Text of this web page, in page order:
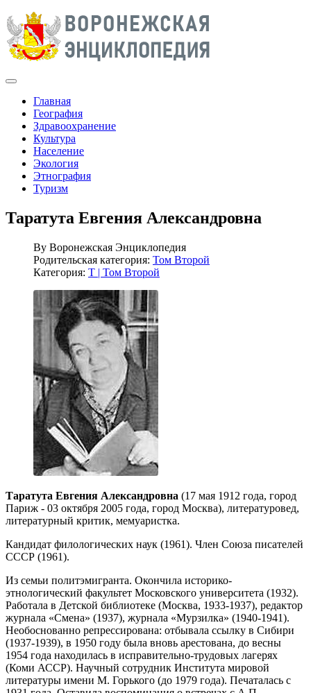
Главная
География
Здравоохранение
Культура
Население
Экология
Этнография
Туризм
Таратута Евгения Александровна
By Воронежская Энциклопедия
Родительская категория: Том Второй
Категория: Т | Том Второй
Таратута Евгения Александровна (17 мая 1912 года, город
Париж - 03 октября 2005 года, город Москва), литературовед,
литературный критик, мемуаристка.
Кандидат филологических наук (1961). Член Союза писателей
СССР (1961).
Из семьи политэмигранта. Окончила историко-
этнологический факультет Московского университета (1932).
Работала в Детской библиотеке (Москва, 1933-1937), редактор
журнала «Смена» (1937), журнала «Мурзилка» (1940-1941).
Необоснованно репрессирована: отбывала ссылку в Сибири
(1937-1939), в 1950 году была вновь арестована, до весны
1954 года находилась в исправительно-трудовых лагерях
(Коми АССР). Научный сотрудник Института мировой
литературы имени М. Горького (до 1979 года). Печаталась с